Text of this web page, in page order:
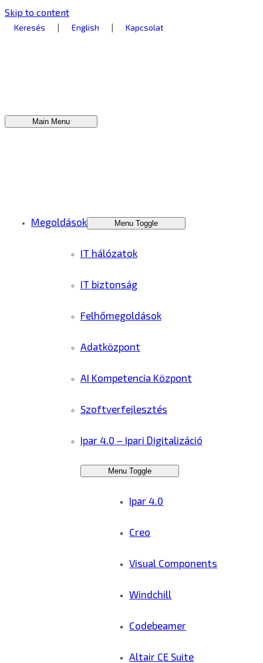
Skip to content
Keresés | English | Kapcsolat
Main Menu
Megoldások Menu Toggle
IT hálózatok
IT biztonság
Felhőmegoldások
Adatközpont
AI Kompetencia Központ
Szoftverfejlesztés
Ipar 4.0 – Ipari Digitalizáció
Menu Toggle
Ipar 4.0
Creo
Visual Components
Windchill
Codebeamer
Altair CE Suite